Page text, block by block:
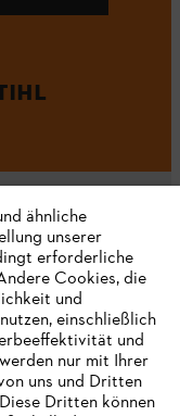
ähnliche
unserer
erforderliche
Cookies, die
und
einschließlich
und
nur mit Ihrer
uns und Dritten
Dritten können